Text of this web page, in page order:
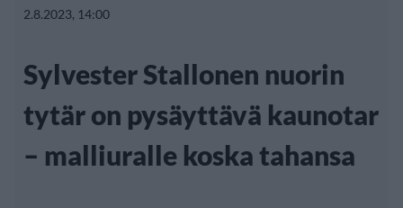
2.8.2023, 14:00
Sylvester Stallonen nuorin
tytär on pysäyttävä kaunotar
– malliuralle koska tahansa